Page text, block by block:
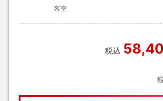
客室
税込